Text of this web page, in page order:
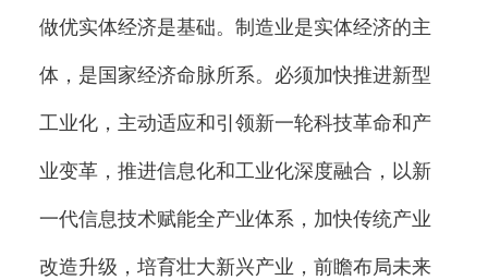
做优实体经济是基础。制造业是实体经济的主
体，是国家经济命脉所系。必须加快推进新型
工业化，主动适应和引领新一轮科技革命和产
业变革，推进信息化和工业化深度融合，以新
一代信息技术赋能全产业体系，加快传统产业
改造升级，培育壮大新兴产业，前瞻布局未来